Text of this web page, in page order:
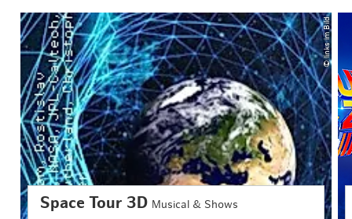
© links im Bild
Space Tour 3D Musical & Shows